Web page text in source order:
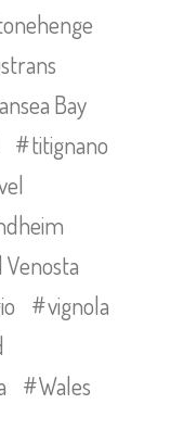
Bay
titignano
Venosta
vignola
Wales